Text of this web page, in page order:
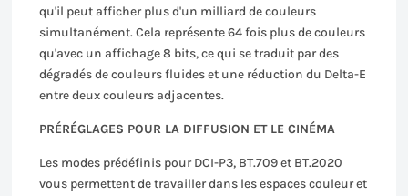
qu'il peut afficher plus d'un milliard de couleurs
simultanément. Cela représente 64 fois plus de couleurs
qu'avec un affichage 8 bits, ce qui se traduit par des
dégradés de couleurs fluides et une réduction du Delta-E
entre deux couleurs adjacentes.
PRÉRÉGLAGES POUR LA DIFFUSION ET LE CINÉMA
Les modes prédéfinis pour DCI-P3, BT.709 et BT.2020
vous permettent de travailler dans les espaces couleur et